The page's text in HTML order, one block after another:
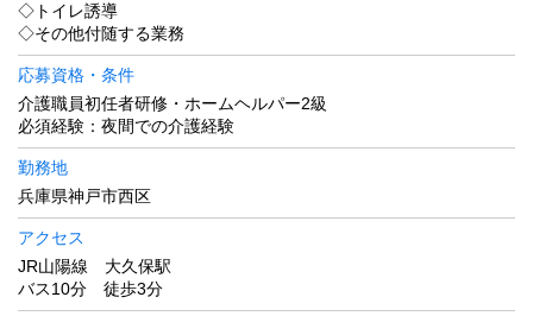
◇トイレ誘導
◇その他付随する業務
応募資格・条件
介護職員初任者研修・ホームヘルパー2級
必須経験：夜間での介護経験
勤務地
兵庫県神戸市西区
アクセス
JR山陽線 大久保駅
バス10分 徒歩3分